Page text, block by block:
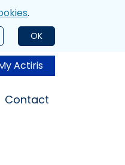
.
OK
Actiris
Contact